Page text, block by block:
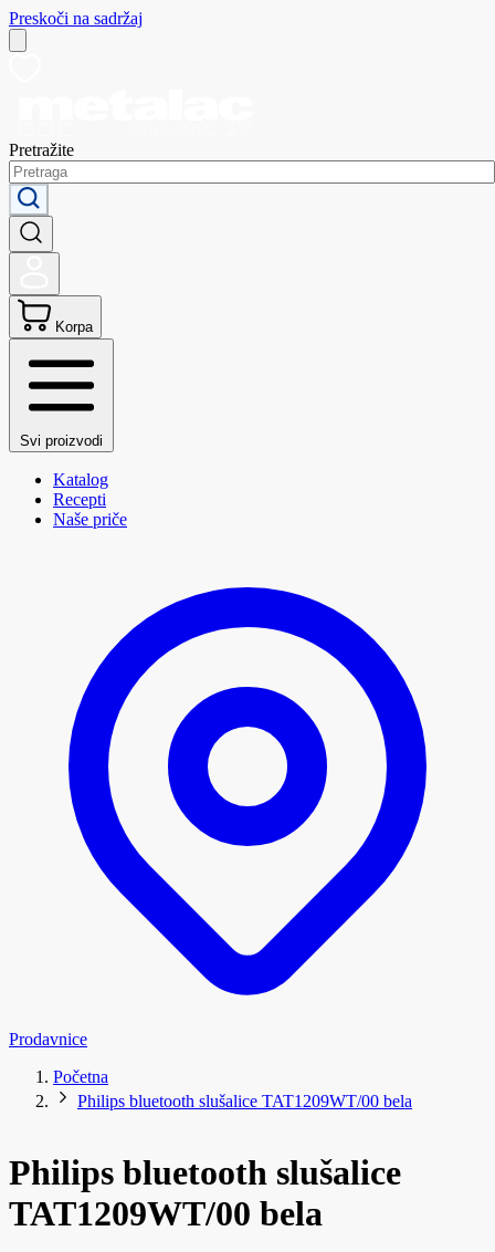
Preskoči na sadržaj
Pretražite
Korpa
Svi proizvodi
Katalog
Recepti
Naše priče
Prodavnice
Početna
Philips bluetooth slušalice TAT1209WT/00 bela
Philips bluetooth slušalice
TAT1209WT/00 bela